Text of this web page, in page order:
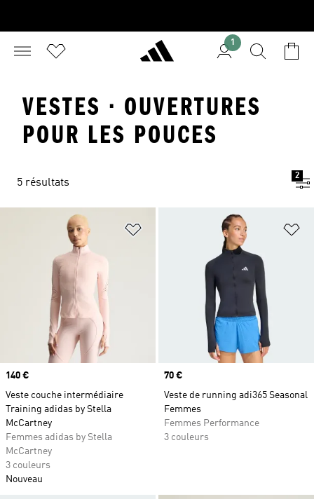
1
VESTES · OUVERTURES
POUR LES POUCES
5 résultats
2
Ajouter à la Liste de produits
Prix
140 €
Veste couche intermédiaire
Training adidas by Stella
McCartney
Femmes adidas by Stella
McCartney
3 couleurs
Nouveau
Prix
70 €
Veste de running adi365 Seasonal
Femmes
Femmes Performance
3 couleurs